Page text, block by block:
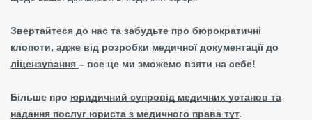
Звертайтеся до нас та забудьте про бюрократичні
клопоти, адже від розробки медичної документації до
ліцензування – все це ми зможемо взяти на себе!
Більше про юридичний супровід медичних установ та
надання послуг юриста з медичного права тут.